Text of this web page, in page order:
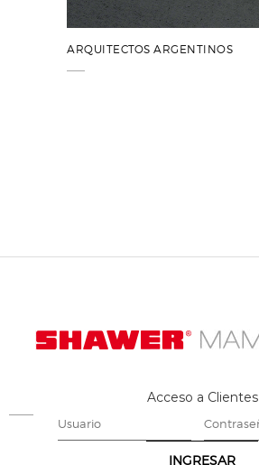
ARQUITECTOS ARGENTINOS
Acceso a Clientes